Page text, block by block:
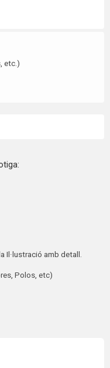
etc.)
Il·lustració amb detall.
Polos, etc)